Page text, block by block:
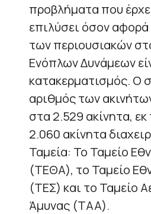
προβλήματα που
επιλύσει όσον αφορά
των περιουσιακών
Ενόπλων Δυνάμεων
κατακερματισμός. Ο
αριθμός των
στα 2.529 ακίνητα,
2.060 ακίνητα
Ταμεία: Το Ταμείο
(ΤΕΘΑ), το Ταμείο
(ΤΕΣ) και το Ταμείο
Άμυνας (ΤΑΑ).